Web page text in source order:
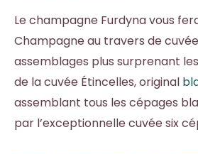
Le champagne Furdyna vous
Champagne au travers de
assemblages plus surprenant
de la cuvée Étincelles, original
assemblant tous les cépages
par l’exceptionnelle cuvée six